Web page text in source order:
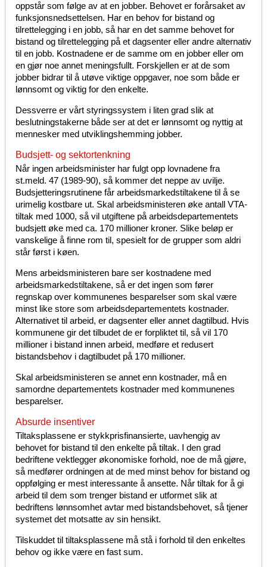
oppstår som følge av at en jobber. Behovet er forårsaket av
funksjonsnedsettelsen. Har en behov for bistand og
tilrettelegging i en jobb, så har en det samme behovet for
bistand og tilrettelegging på et dagsenter eller andre alternativ
til en jobb. Kostnadene er de samme om en jobber eller om
en gjør noe annet meningsfullt. Forskjellen er at de som
jobber bidrar til å utøve viktige oppgaver, noe som både er
lønnsomt og viktig for den enkelte.
Dessverre er vårt styringssystem i liten grad slik at
beslutningstakerne både ser at det er lønnsomt og nyttig at
mennesker med utviklingshemming jobber.
Budsjett- og sektortenkning
Når ingen arbeidsminister har fulgt opp lovnadene fra
st.meld. 47 (1989-90), så kommer det neppe av uvilje.
Budsjetteringsrutinene får arbeidsmarkedstiltakene til å se
urimelig kostbare ut. Skal arbeidsministeren øke antall VTA-
tiltak med 1000, så vil utgiftene på arbeidsdepartementets
budsjett øke med ca. 170 millioner kroner. Slike beløp er
vanskelige å finne rom til, spesielt for de grupper som aldri
står først i køen.
Mens arbeidsministeren bare ser kostnadene med
arbeidsmarkedstiltakene, så er det ingen som fører
regnskap over kommunenes besparelser som skal være
minst like store som arbeidsdepartementets kostnader.
Alternativet til arbeid, er dagsenter eller annet dagtilbud. Hvis
kommunene gir det tilbudet de er forpliktet til, så vil 170
millioner i bistand innen arbeid, medføre et redusert
bistandsbehov i dagtilbudet på 170 millioner.
Skal arbeidsministeren se annet enn kostnader, må en
samordne departementets kostnader med kommunenes
besparelser.
Absurde insentiver
Tiltaksplassene er stykkprisfinansierte, uavhengig av
behovet for bistand til den enkelte på tiltak. I den grad
bedriftene vektlegger økonomiske forhold, noe de må gjøre,
så medfører ordningen at de med minst behov for bistand og
oppfølging er mest interessante å ansette. Når tiltak for å gi
arbeid til dem som trenger bistand er utformet slik at
bedriftens lønnsomhet avtar med bistandsbehovet, så tjener
systemet det motsatte av sin hensikt.
Tilskuddet til tiltaksplassene må stå i forhold til den enkeltes
behov og ikke være en fast sum.